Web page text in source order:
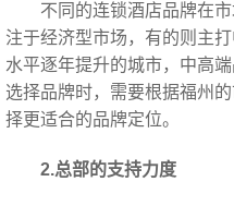
不同的连锁酒店品牌在
注于经济型市场，有的则主
水平逐年提升的城市，中高
选择品牌时，需要根据福州
择更适合的品牌定位。
2.总部的支持力度